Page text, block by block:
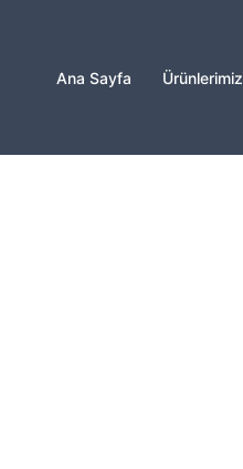
Ana Sayfa Ürünlerimiz